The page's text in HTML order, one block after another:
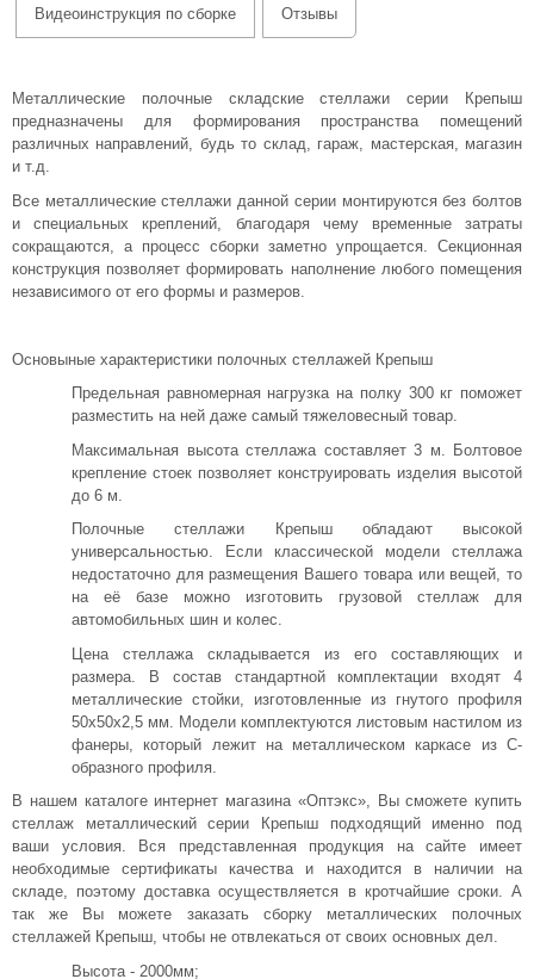
Видеоинструкция по сборке Отзывы
Металлические полочные складские стеллажи серии Крепыш
предназначены для формирования пространства помещений
различных направлений, будь то склад, гараж, мастерская, магазин
и т.д.
Все металлические стеллажи данной серии монтируются без болтов
и специальных креплений, благодаря чему временные затраты
сокращаются, а процесс сборки заметно упрощается. Секционная
конструкция позволяет формировать наполнение любого помещения
независимого от его формы и размеров.
Основыные характеристики полочных стеллажей Крепыш
Предельная равномерная нагрузка на полку 300 кг поможет
разместить на ней даже самый тяжеловесный товар.
Максимальная высота стеллажа составляет 3 м. Болтовое
крепление стоек позволяет конструировать изделия высотой
до 6 м.
Полочные стеллажи Крепыш обладают высокой
универсальностью. Если классической модели стеллажа
недостаточно для размещения Вашего товара или вещей, то
на её базе можно изготовить грузовой стеллаж для
автомобильных шин и колес.
Цена стеллажа складывается из его составляющих и
размера. В состав стандартной комплектации входят 4
металлические стойки, изготовленные из гнутого профиля
50х50х2,5 мм. Модели комплектуются листовым настилом из
фанеры, который лежит на металлическом каркасе из С-
образного профиля.
В нашем каталоге интернет магазина «Оптэкс», Вы сможете купить
стеллаж металлический серии Крепыш подходящий именно под
ваши условия. Вся представленная продукция на сайте имеет
необходимые сертификаты качества и находится в наличии на
складе, поэтому доставка осуществляется в кротчайшие сроки. А
так же Вы можете заказать сборку металлических полочных
стеллажей Крепыш, чтобы не отвлекаться от своих основных дел.
Высота - 2000мм;